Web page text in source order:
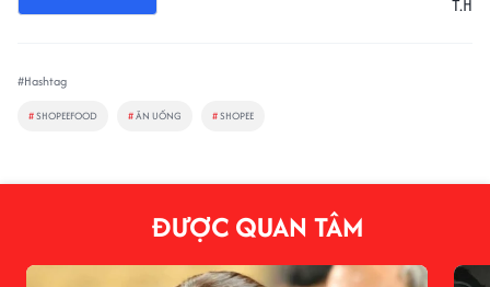
#Hashtag
#SHOPEEFOOD #ĂN UỐNG #SHOPEE
ĐƯỢC QUAN TÂM